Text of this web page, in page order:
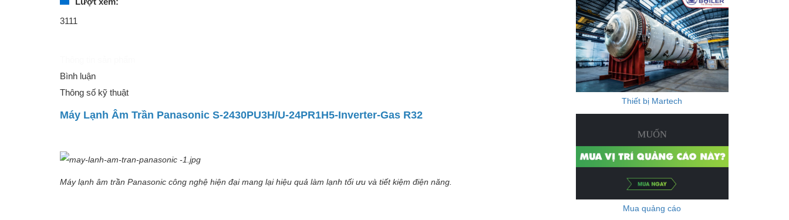
Mua bán xe
Bất động sản
Bất động sản
Nhà đất
3111
Bình luận
Thông số kỹ thuật
Máy Lạnh Âm Trần Panasonic S-2430PU3H/U-24PR1H5-Inverter-Gas R32
Máy lạnh âm trần Panasonic công nghệ hiện đại mang lại hiệu quả làm lạnh tối ưu và tiết kiệm điện năng.
Thiết bị Martech
Mua quảng cáo